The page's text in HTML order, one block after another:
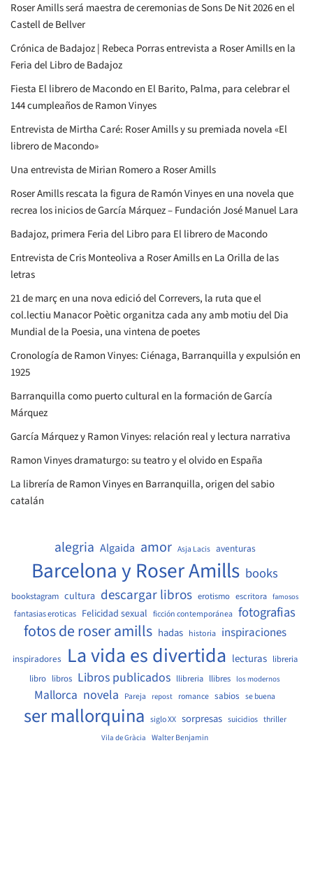
Roser Amills será maestra de ceremonias de Sons De Nit 2026 en el
Castell de Bellver
Crónica de Badajoz | Rebeca Porras entrevista a Roser Amills en la
Feria del Libro de Badajoz
Fiesta El librero de Macondo en El Barito, Palma, para celebrar el
144 cumpleaños de Ramon Vinyes
Entrevista de Mirtha Caré: Roser Amills y su premiada novela «El
librero de Macondo»
Una entrevista de Mirian Romero a Roser Amills
Roser Amills rescata la figura de Ramón Vinyes en una novela que
recrea los inicios de García Márquez – Fundación José Manuel Lara
Badajoz, primera Feria del Libro para El librero de Macondo
Entrevista de Cris Monteoliva a Roser Amills en La Orilla de las
letras
21 de març en una nova edició del Correvers, la ruta que el
col.lectiu Manacor Poètic organitza cada any amb motiu del Dia
Mundial de la Poesia, una vintena de poetes
Cronología de Ramon Vinyes: Ciénaga, Barranquilla y expulsión en
1925
Barranquilla como puerto cultural en la formación de García
Márquez
García Márquez y Ramon Vinyes: relación real y lectura narrativa
Ramon Vinyes dramaturgo: su teatro y el olvido en España
La librería de Ramon Vinyes en Barranquilla, origen del sabio
catalán
alegria Algaida amor Asja Lacis aventuras
Barcelona y Roser Amills books
bookstagram cultura descargar libros erotismo escritora famosos
fantasias eroticas Felicidad sexual ficción contemporánea fotografias
fotos de roser amills hadas historia inspiraciones
inspiradores La vida es divertida lecturas libreria
libro libros Libros publicados llibreria llibres los modernos
Mallorca novela Pareja repost romance sabios se buena
ser mallorquina siglo XX sorpresas suicidios thriller
Vila de Gràcia Walter Benjamin